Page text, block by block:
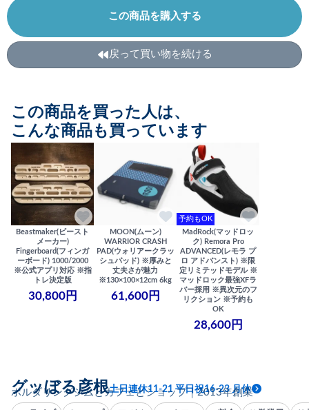
この商品を購入する
戻って買い物を続ける
この商品を買った人は、
こんな商品も買っています
Beastmaker(ビースト
メーカー)
Fingerboard(フィンガ
ーボード) 1000/2000
※公式アプリ対応 ※指
トレ決定版
30,800円
MOON(ムーン)
WARRIOR CRASH
PAD(ウォリアークラッ
シュパッド) ※厚みと
丈夫さが魅力
※130×100×12cm 6kg
61,600円
予約もOK
MadRock(マッドロッ
ク) Remora Pro
ADVANCED(レモラ プ
ロ アドバンスト) ※限
定リミテッドモデル ※
マッドロック最強XFラ
バー採用 ※異次元のフ
リクション ※予約も
OK
28,600円
ボルダリングジムとカフェとショップ｜2013年創業
グッぼる彦根土日連休11-21 平日祝16-23 月休